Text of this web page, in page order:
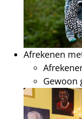
Afrekenen
Gewoon